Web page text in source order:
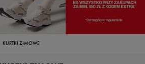
KURTKI ZIMOWE